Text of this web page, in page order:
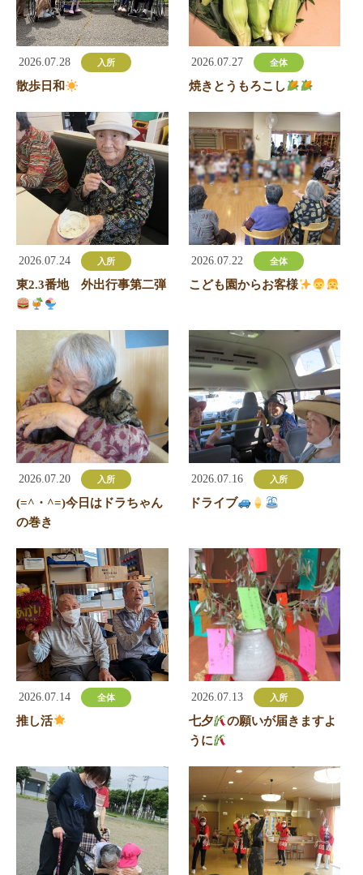
2026.07.28 入所
散歩日和
2026.07.27 全体
焼きとうもろこし
2026.07.24 入所
東2.3番地 外出行事第二弾
2026.07.22 全体
こども園からお客様
2026.07.20 入所
(=^・^=)今日はドラちゃん
の巻き
2026.07.16 入所
ドライブ
2026.07.14 全体
推し活
2026.07.13 入所
七夕
の願いが届きますよ
うに